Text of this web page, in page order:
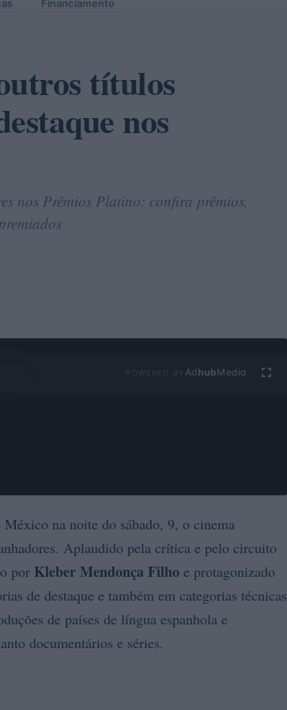
Financiamento
títulos
nos
nos Prêmios Platino: confira prêmios,
Ad hubMedia
México na noite do sábado, 9, o cinema
Aplaudido pela crítica e pelo circuito
por Kleber Mendonça Filho e protagonizado
de destaque e também em categorias técnicas
de países de língua espanhola e
documentários e séries.